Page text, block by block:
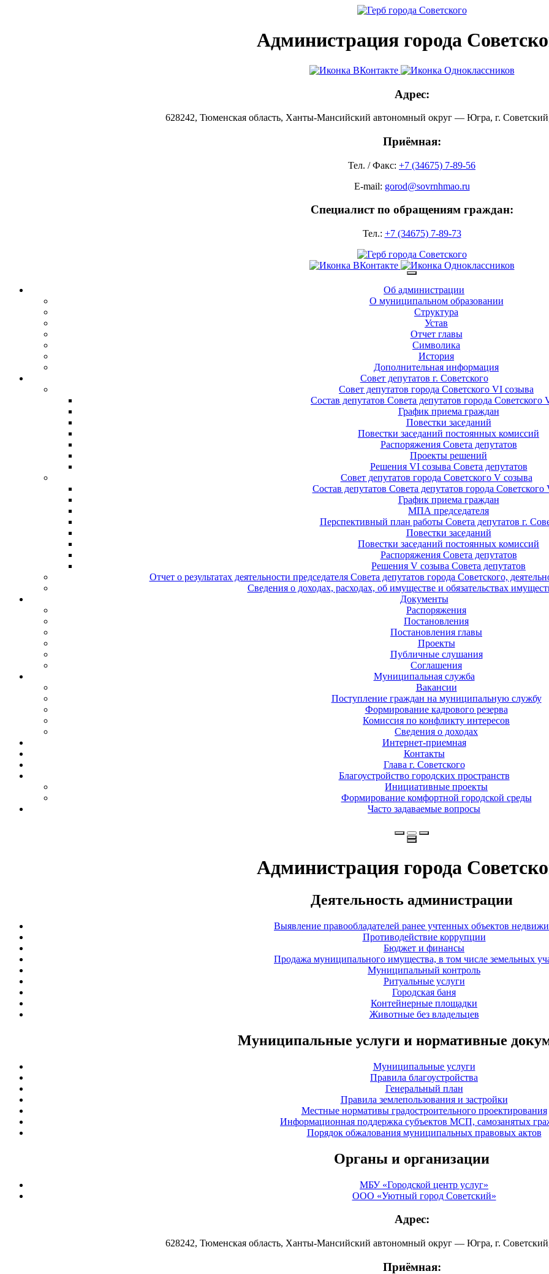
Администрация города
Адрес:
628242, Тюменская область, Ханты-Мансийский автономный округ — Югра, г.
Приёмная:
Тел. / Факс: +7 (34675) 7-89-56
E-mail: gorod@sovrnhmao.ru
Специалист по обращениям граждан:
Тел.: +7 (34675) 7-89-73
Об администрации
О муниципальном образовании
Структура
Устав
Отчет главы
Символика
История
Дополнительная информация
Совет депутатов г. Советского
Совет депутатов города Советского VI созыва
Состав депутатов Совета депутатов города Советского
График приема граждан
Повестки заседаний
Повестки заседаний постоянных комиссий
Распоряжения Совета депутатов
Проекты решений
Решения VI созыва Совета депутатов
Совет депутатов города Советского V созыва
Состав депутатов Совета депутатов города Советского
График приема граждан
МПА председателя
Перспективный план работы Совета депутатов г.
Повестки заседаний
Повестки заседаний постоянных комиссий
Распоряжения Совета депутатов
Решения V созыва Совета депутатов
Отчет о результатах деятельности председателя Совета депутатов города Советского,
Сведения о доходах, расходах, об имуществе и обязательствах
Документы
Распоряжения
Постановления
Постановления главы
Проекты
Публичные слушания
Соглашения
Муниципальная служба
Вакансии
Поступление граждан на муниципальную службу
Формирование кадрового резерва
Комиссия по конфликту интересов
Сведения о доходах
Интернет-приемная
Контакты
Глава г. Советского
Благоустройство городских пространств
Инициативные проекты
Формирование комфортной городской среды
Часто задаваемые вопросы
Администрация города
Деятельность администрации
Выявление правообладателей ранее учтенных объектов
Противодействие коррупции
Бюджет и финансы
Продажа муниципального имущества, в том числе земельных
Муниципальный контроль
Ритуальные услуги
Городская баня
Контейнерные площадки
Животные без владельцев
Муниципальные услуги и нормативные
Муниципальные услуги
Правила благоустройства
Генеральный план
Правила землепользования и застройки
Местные нормативы градостроительного проектирования
Информационная поддержка субъектов МСП, самозанятых
Порядок обжалования муниципальных правовых актов
Органы и организации
МБУ «Городской центр услуг»
ООО «Уютный город Советский»
Адрес:
628242, Тюменская область, Ханты-Мансийский автономный округ — Югра, г.
Приёмная: